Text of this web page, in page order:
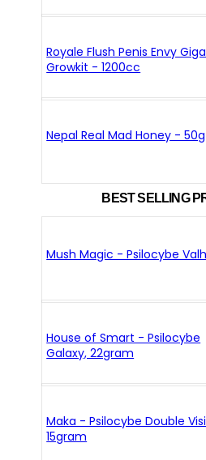
Royale Flush Penis Envy
Growkit - 1200cc
Nepal Real Mad Honey - 50g
BEST SELLING
Mush Magic - Psilocybe
House of Smart - Psilocybe
Galaxy, 22gram
Maka - Psilocybe Double
15gram